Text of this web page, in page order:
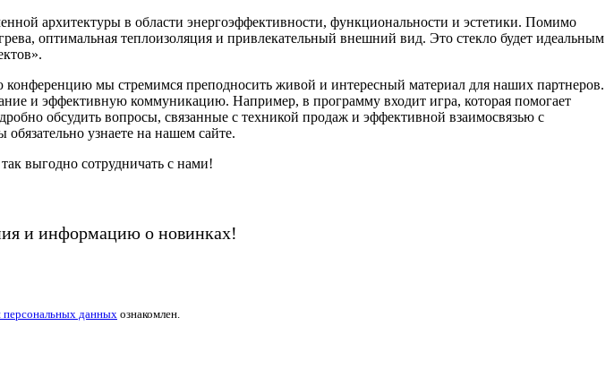
архитектуры в области энергоэффективности, функциональности и эстетики. Помимо
оптимальная теплоизоляция и привлекательный внешний вид. Это стекло будет идеальным
мы стремимся преподносить живой и интересный материал для наших партнеров.
и эффективную коммуникацию. Например, в программу входит игра, которая помогает
обсудить вопросы, связанные с техникой продаж и эффективной взаимосвязью с
узнаете на нашем сайте.
выгодно сотрудничать с нами!
и информацию о новинках!
персональных данных ознакомлен.